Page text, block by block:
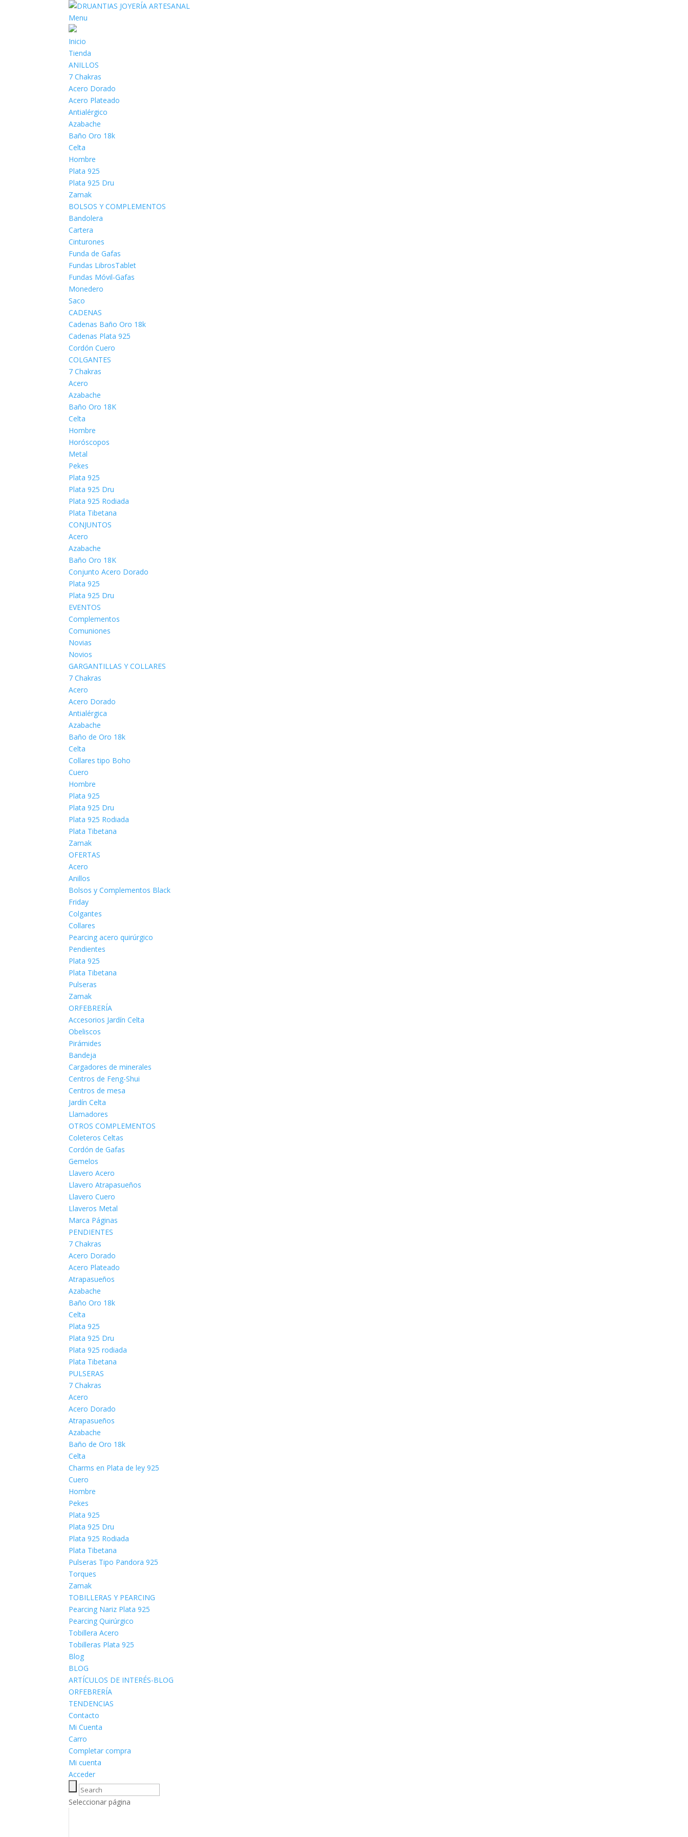
Menu
Inicio
Tienda
ANILLOS
7 Chakras
Acero Dorado
Acero Plateado
Antialérgico
Azabache
Baño Oro 18k
Celta
Hombre
Plata 925
Plata 925 Dru
Zamak
BOLSOS Y COMPLEMENTOS
Bandolera
Cartera
Cinturones
Funda de Gafas
Fundas LibrosTablet
Fundas Móvil-Gafas
Monedero
Saco
CADENAS
Cadenas Baño Oro 18k
Cadenas Plata 925
Cordón Cuero
COLGANTES
7 Chakras
Acero
Azabache
Baño Oro 18K
Celta
Hombre
Horóscopos
Metal
Pekes
Plata 925
Plata 925 Dru
Plata 925 Rodiada
Plata Tibetana
CONJUNTOS
Acero
Azabache
Baño Oro 18K
Conjunto Acero Dorado
Plata 925
Plata 925 Dru
EVENTOS
Complementos
Comuniones
Novias
Novios
GARGANTILLAS Y COLLARES
7 Chakras
Acero
Acero Dorado
Antialérgica
Azabache
Baño de Oro 18k
Celta
Collares tipo Boho
Cuero
Hombre
Plata 925
Plata 925 Dru
Plata 925 Rodiada
Plata Tibetana
Zamak
OFERTAS
Acero
Anillos
Bolsos y Complementos Black
Friday
Colgantes
Collares
Pearcing acero quirúrgico
Pendientes
Plata 925
Plata Tibetana
Pulseras
Zamak
ORFEBRERÍA
Accesorios Jardín Celta
Obeliscos
Pirámides
Bandeja
Cargadores de minerales
Centros de Feng-Shui
Centros de mesa
Jardín Celta
Llamadores
OTROS COMPLEMENTOS
Coleteros Celtas
Cordón de Gafas
Gemelos
Llavero Acero
Llavero Atrapasueños
Llavero Cuero
Llaveros Metal
Marca Páginas
PENDIENTES
7 Chakras
Acero Dorado
Acero Plateado
Atrapasueños
Azabache
Baño Oro 18k
Celta
Plata 925
Plata 925 Dru
Plata 925 rodiada
Plata Tibetana
PULSERAS
7 Chakras
Acero
Acero Dorado
Atrapasueños
Azabache
Baño de Oro 18k
Celta
Charms en Plata de ley 925
Cuero
Hombre
Pekes
Plata 925
Plata 925 Dru
Plata 925 Rodiada
Plata Tibetana
Pulseras Tipo Pandora 925
Torques
Zamak
TOBILLERAS Y PEARCING
Pearcing Nariz Plata 925
Pearcing Quirúrgico
Tobillera Acero
Tobilleras Plata 925
Blog
BLOG
ARTÍCULOS DE INTERÉS-BLOG
ORFEBRERÍA
TENDENCIAS
Contacto
Mi Cuenta
Carro
Completar compra
Mi cuenta
Acceder
Seleccionar página